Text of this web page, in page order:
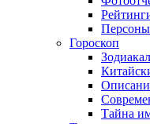
Персоны
Гороскоп
Тайна